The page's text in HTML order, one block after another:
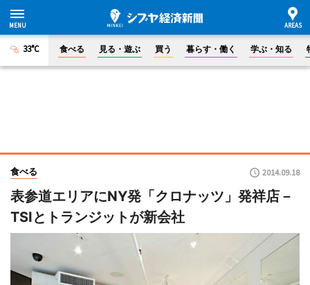
33°C 食べる 見る・遊ぶ 買う 暮らす・働く 学ぶ・知る
食べる 2014.09.18
表参道エリアにNY発「クロナッツ」発祥店－
TSIとトランジットが新会社